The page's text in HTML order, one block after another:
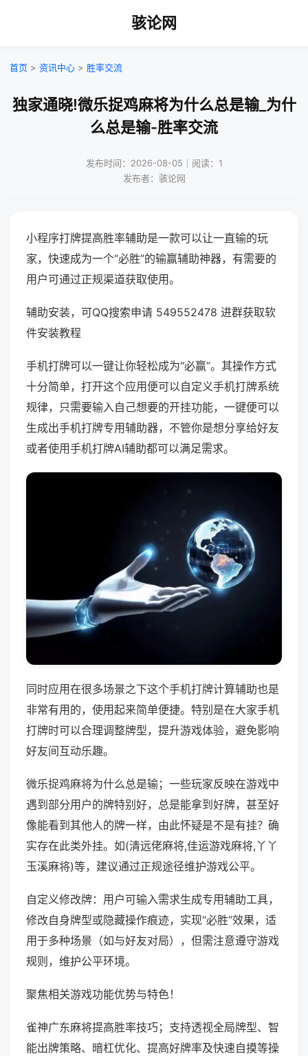
骇论网
首页 > 资讯中心 > 胜率交流
独家通晓!微乐捉鸡麻将为什么总是输_为什
么总是输-胜率交流
发布时间：2026-08-05｜阅读：1
发布者：骇论网
小程序打牌提高胜率辅助是一款可以让一直输的玩
家，快速成为一个“必胜”的输赢辅助神器，有需要的
用户可通过正规渠道获取使用。
辅助安装，可QQ搜索申请 549552478 进群获取软
件安装教程
手机打牌可以一键让你轻松成为“必赢”。其操作方式
十分简单，打开这个应用便可以自定义手机打牌系统
规律，只需要输入自己想要的开挂功能，一键便可以
生成出手机打牌专用辅助器，不管你是想分享给好友
或者使用手机打牌AI辅助都可以满足需求。
同时应用在很多场景之下这个手机打牌计算辅助也是
非常有用的，使用起来简单便捷。特别是在大家手机
打牌时可以合理调整牌型，提升游戏体验，避免影响
好友间互动乐趣。
微乐捉鸡麻将为什么总是输；一些玩家反映在游戏中
遇到部分用户的牌特别好，总是能拿到好牌，甚至好
像能看到其他人的牌一样，由此怀疑是不是有挂？确
实存在此类外挂。如(清远佬麻将,佳运游戏麻将,丫丫
玉溪麻将)等，建议通过正规途径维护游戏公平。
自定义修改牌：用户可输入需求生成专用辅助工具，
修改自身牌型或隐藏操作痕迹，实现“必胜”效果，适
用于多种场景（如与好友对局），但需注意遵守游戏
规则，维护公平环境。
聚焦相关游戏功能优势与特色！
雀神广东麻将提高胜率技巧；支持透视全局牌型、智
能出牌策略、暗杠优化、提高好牌率及快速自摸等操